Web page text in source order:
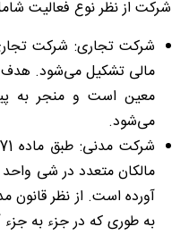
شرکت از نظر نوع فعالیت
شرکت تجاری: شرکت
مالی تشکیل می‌شود. هدف
معین است و منجر به
می‌شود.
شرکت مدنی:
مالکان متعدد در شی
آورده است. از نظر قانون
به طوری که در جزء به